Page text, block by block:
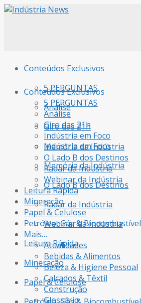
Conteúdos Exclusivos
5 PERGUNTAS
Análise
Giro das 21h
Indústria em Foco
Memória da Indústria
O Lado B dos Destinos
Radar da Indústria
Webinar da Indústria
Leitura Rápida
Mineração
Papel & Celulose
Conteúdos Exclusivos
5 PERGUNTAS
Análise
Giro das 21h
Indústria em Foco
Memória da Indústria
O Lado B dos Destinos
Radar da Indústria
Webinar da Indústria
Leitura Rápida
Mineração
Papel & Celulose
Petróleo, Gás & Biocombustível
Mais…
Atualidades
Bebidas & Alimentos
Beleza & Higiene Pessoal
Calçados & Têxtil
Construção
Glossário